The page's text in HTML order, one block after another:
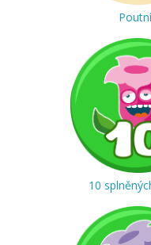
10